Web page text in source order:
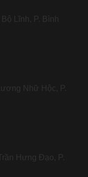
Lĩnh, P. Bình
Nhữ Hộc, P.
Hưng Đạo, P.